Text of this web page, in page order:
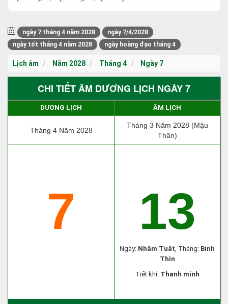
ngày 7 tháng 4 năm 2028
ngày 7/4/2028
ngày tốt tháng 4 năm 2028
ngày hoàng đạo tháng 4
Lịch âm Năm 2028 Tháng 4 Ngày 7
CHI TIẾT ÂM DƯƠNG LỊCH NGÀY 7
DƯƠNG LỊCH ÂM LỊCH
Tháng 4 Năm 2028
Tháng 3 Năm 2028 (Mậu
Thân)
7 13
Ngày: Nhâm Tuất, Tháng: Bính
Thìn
Tiết khí: Thanh minh